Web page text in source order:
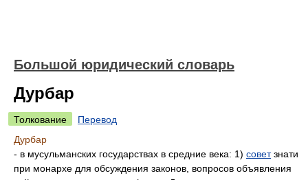
Большой юридический словарь
Дурбар
Толкование
Перевод
Дурбар
- в мусульманских государствах в средние века: 1) советзнати
при монархе для обсуждения законов, вопросов объявления